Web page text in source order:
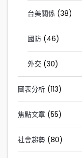
台美關係 (38)
國防 (46)
外交 (30)
圖表分析 (113)
焦點文章 (55)
社會趨勢 (80)